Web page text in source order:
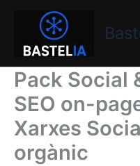
contingut
Bastelia
Pack Social
SEO on-
Xarxes
orgànic